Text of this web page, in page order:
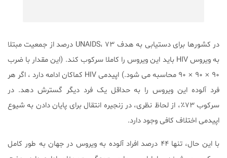
در کشورها برای دستیابی به هدف UNAIDS، ۷۳ درصد از جمعیت مبتلا
به ویروس HIV باید این ویروس را کاملا سرکوب کند. (این مقدار با ضرب
۹۰ × ۹۰ × ۹۰ محاسبه می شود.) اپیدمی HIV کماکان ادامه دارد ، اگر هر
فرد آلوده این ویروس را به حداقل یک فرد دیگر گسترش دهد. در
سرکوب ۷۳٪، از لحاظ نظری، در زنجیره انتقال برای پایان دادن به شیوع
اپیدمی اختلاف کافی وجود دارد.
با این حال، تنها ۴۴ درصد افراد آلوده به ویروس در جهان به طور کامل